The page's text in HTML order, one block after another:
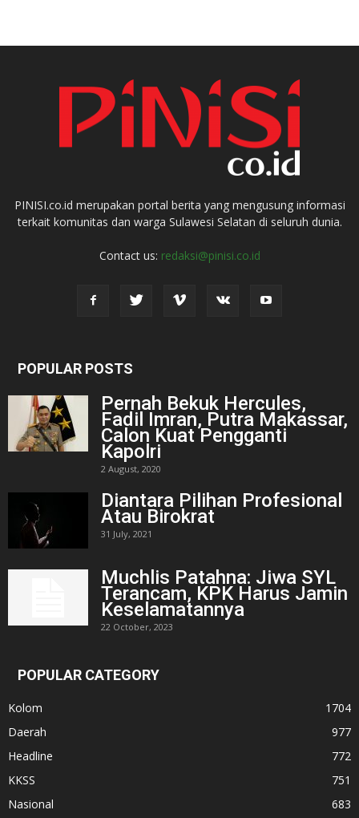
PINISI.co.id merupakan portal berita yang mengusung informasi
terkait komunitas dan warga Sulawesi Selatan di seluruh dunia.
Contact us: redaksi@pinisi.co.id
POPULAR POSTS
Pernah Bekuk Hercules,
Fadil Imran, Putra Makassar,
Calon Kuat Pengganti
Kapolri
2 August, 2020
Diantara Pilihan Profesional
Atau Birokrat
31 July, 2021
Muchlis Patahna: Jiwa SYL
Terancam, KPK Harus Jamin
Keselamatannya
22 October, 2023
POPULAR CATEGORY
Kolom
1704
Daerah
977
Headline
772
KKSS
751
Nasional
683